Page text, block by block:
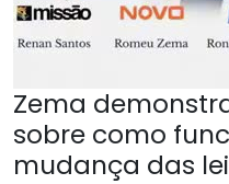
Zema
sobre como
mudança das